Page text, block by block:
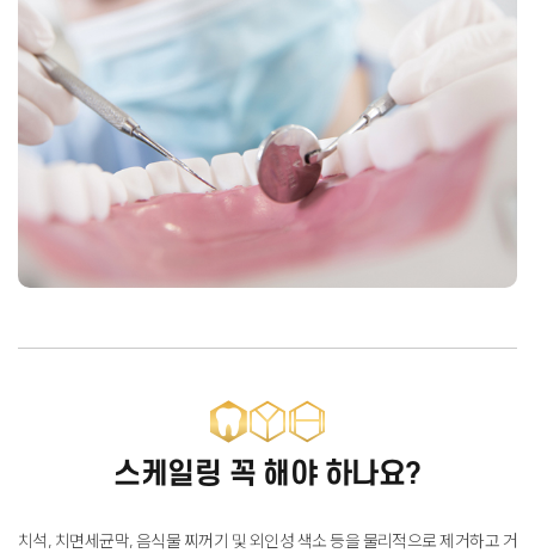
스케일링 꼭 해야 하나요?
치석, 치면세균막, 음식물 찌꺼기 및 외인성 색소 등을 물리적으로 제거하고 거